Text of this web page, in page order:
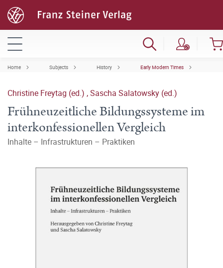
Home Subjects History Early Modern Times
Christine Freytag (ed.) ,Sascha Salatowsky (ed.)
Frühneuzeitliche Bildungssysteme im
interkonfessionellen Vergleich
Inhalte – Infrastrukturen – Praktiken